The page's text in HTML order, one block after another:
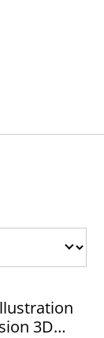
3D